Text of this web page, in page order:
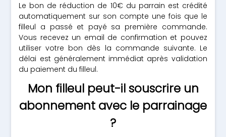
Le bon de réduction de 10€ du parrain est crédité
automatiquement sur son compte une fois que le
filleul a passé et payé sa première commande.
Vous recevez un email de confirmation et pouvez
utiliser votre bon dès la commande suivante. Le
délai est généralement immédiat après validation
du paiement du filleul.
Mon filleul peut-il souscrire un
abonnement avec le parrainage
?